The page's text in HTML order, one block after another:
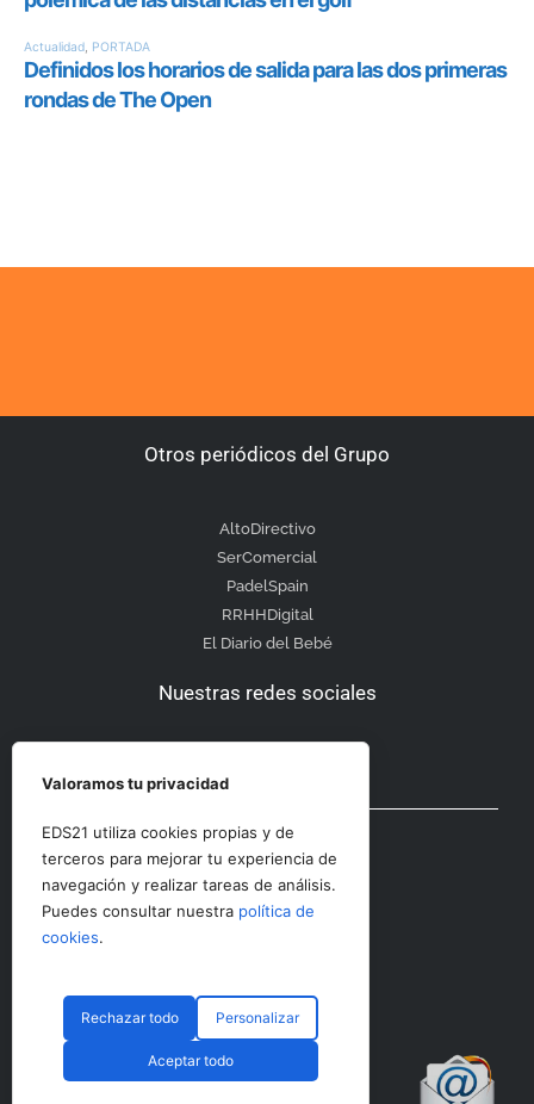
Otros periódicos del Grupo
AltoDirectivo
SerComercial
PadelSpain
RRHHDigital
El Diario del Bebé
Nuestras redes sociales
Otras secciones
Contacto
© CopyRight 2023 RRHHDigital
Valoramos tu privacidad
EDS21 utiliza cookies propias y de
terceros para mejorar tu experiencia de
navegación y realizar tareas de análisis.
Puedes consultar nuestra política de
cookies.
Rechazar todo Personalizar
Aceptar todo